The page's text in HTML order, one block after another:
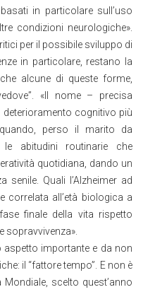
in particolare sull’uso
condizioni neurologiche».
per il possibile sviluppo di
in particolare, restano la
alcune di queste forme,
«Il nome – precisa
cognitivo più
perso il marito da
abitudini routinarie che
quotidiana, dando un
Quali l’Alzheimer ad
correlata all’età biologica a
finale della vita rispetto
sopravvivenza».
aspetto importante e da non
il “fattore tempo”. E non è
scelto quest’anno